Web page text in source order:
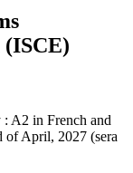
(ISCE)
: A2 in French and
of April, 2027 (sera